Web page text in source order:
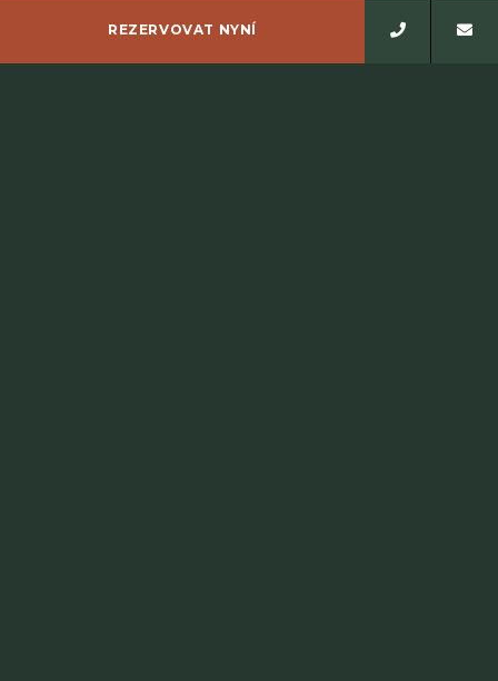
REZERVOVAT NYNÍ
KDE SE NACHÁZÍME? KONTAKTY KARIÉRA